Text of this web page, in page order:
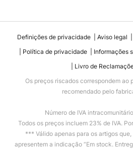
Definições de privacidade Aviso legal
Política de privacidade
Informações
Livro de
Os preços riscados correspondem ao
recomendado pelo
Número de IVA
Todos os preços incluem 23% de IVA.
*** Válido apenas para os artigos
apresentem a indicação “Em stock.